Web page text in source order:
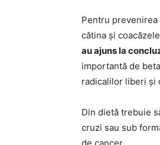
Pentru
cătina și
au ajuns la
importantă de
radicalilor liberi și
Din dietă trebuie
cruzi sau sub